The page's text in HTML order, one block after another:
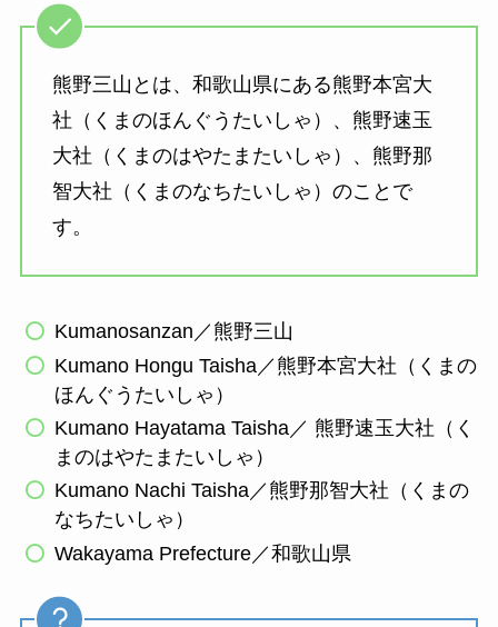
熊野三山とは、和歌山県にある熊野本宮大
社（くまのほんぐうたいしゃ）、熊野速玉
大社（くまのはやたまたいしゃ）、熊野那
智大社（くまのなちたいしゃ）のことで
す。
Kumanosanzan／熊野三山
Kumano Hongu Taisha／熊野本宮大社（くまの
ほんぐうたいしゃ）
Kumano Hayatama Taisha／ 熊野速玉大社（く
まのはやたまたいしゃ）
Kumano Nachi Taisha／熊野那智大社（くまの
なちたいしゃ）
Wakayama Prefecture／和歌山県